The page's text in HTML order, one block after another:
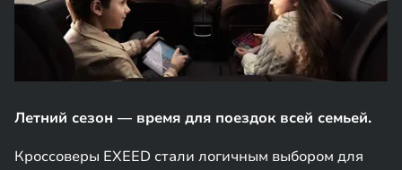
Летний сезон — время для поездок всей семьей.
Кроссоверы EXEED стали логичным выбором для